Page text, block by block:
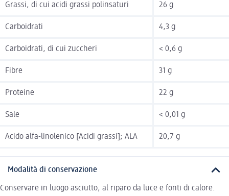
Grassi, di cui acidi grassi polinsaturi 26 g
Carboidrati 4,3 g
Carboidrati, di cui zuccheri < 0,6 g
Fibre 31 g
Proteine 22 g
Sale < 0,01 g
Acido alfa-linolenico [Acidi grassi]; ALA 20,7 g
Modalità di conservazione
Conservare in luogo asciutto, al riparo da luce e fonti di calore.